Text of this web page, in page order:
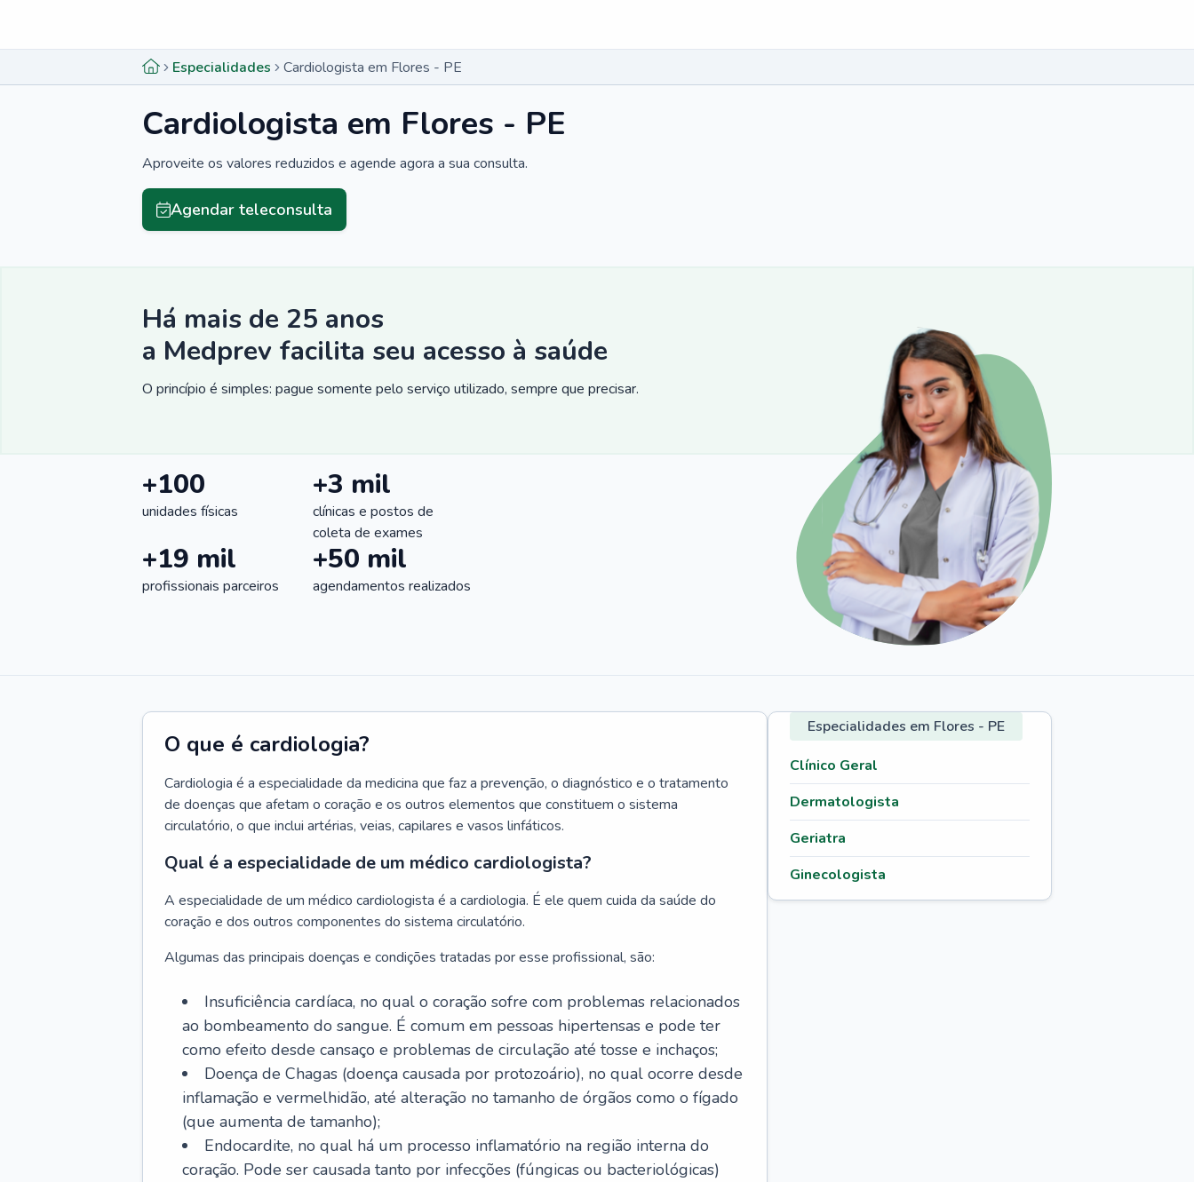
Especialidades Cardiologista em Flores - PE
Cardiologista em Flores - PE
Aproveite os valores reduzidos e agende agora a sua consulta.
Agendar teleconsulta
Há mais de 25 anos
a Medprev facilita seu acesso à saúde
O princípio é simples: pague somente pelo serviço utilizado, sempre que precisar.
+100
unidades físicas
+3 mil
clínicas e postos de
coleta de exames
+19 mil
profissionais parceiros
+50 mil
agendamentos realizados
O que é cardiologia?
Cardiologia é a especialidade da medicina que faz a prevenção, o diagnóstico e o tratamento
de doenças que afetam o coração e os outros elementos que constituem o sistema
circulatório, o que inclui artérias, veias, capilares e vasos linfáticos.
Qual é a especialidade de um médico cardiologista?
A especialidade de um médico cardiologista é a cardiologia. É ele quem cuida da saúde do
coração e dos outros componentes do sistema circulatório.
Algumas das principais doenças e condições tratadas por esse profissional, são:
Insuficiência cardíaca, no qual o coração sofre com problemas relacionados
ao bombeamento do sangue. É comum em pessoas hipertensas e pode ter
como efeito desde cansaço e problemas de circulação até tosse e inchaços;
Doença de Chagas (doença causada por protozoário), no qual ocorre desde
inflamação e vermelhidão, até alteração no tamanho de órgãos como o fígado
(que aumenta de tamanho);
Endocardite, no qual há um processo inflamatório na região interna do
coração. Pode ser causada tanto por infecções (fúngicas ou bacteriológicas)
Especialidades em Flores - PE
Clínico Geral
Dermatologista
Geriatra
Ginecologista